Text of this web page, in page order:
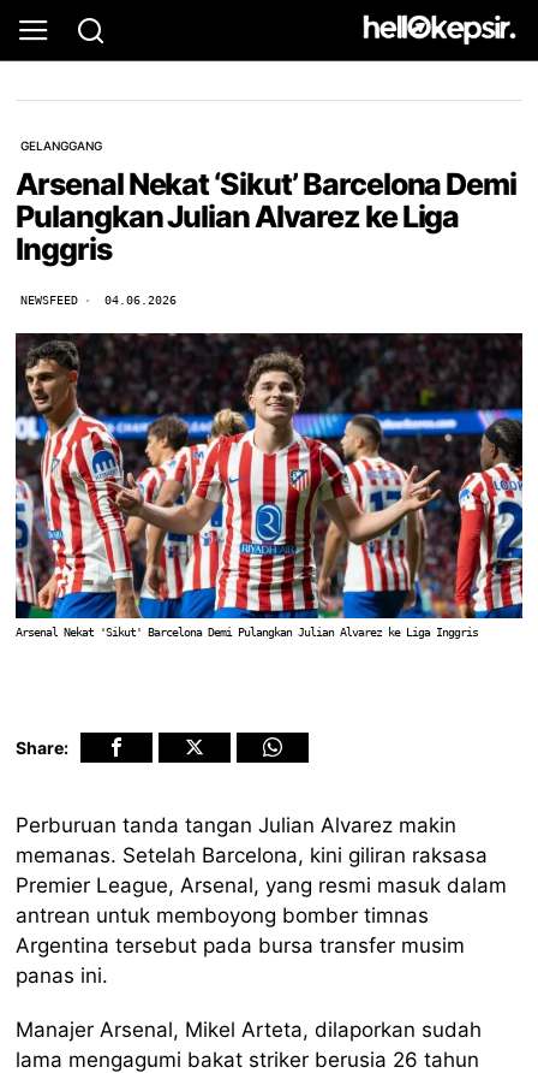
GELANGGANG
Arsenal Nekat ‘Sikut’ Barcelona Demi
Pulangkan Julian Alvarez ke Liga
Inggris
NEWSFEED 04.06.2026
Arsenal Nekat 'Sikut' Barcelona Demi Pulangkan Julian Alvarez ke Liga Inggris
Share:
Perburuan tanda tangan Julian Alvarez makin
memanas. Setelah Barcelona, kini giliran raksasa
Premier League, Arsenal, yang resmi masuk dalam
antrean untuk memboyong bomber timnas
Argentina tersebut pada bursa transfer musim
panas ini.
Manajer Arsenal, Mikel Arteta, dilaporkan sudah
lama mengagumi bakat striker berusia 26 tahun